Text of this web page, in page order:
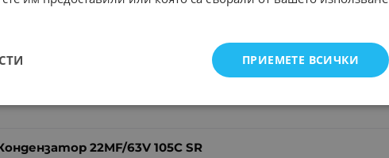
Капацитет:
темература
(°C): 85
22MF/63V 105C SR
ПРИЕМЕТЕ ВСИЧКИ